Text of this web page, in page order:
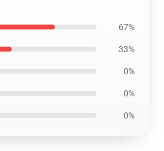
67%
33%
0%
0%
0%